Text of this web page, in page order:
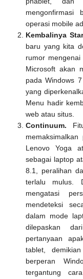
mengonfirmasi
operasi mobile
Kembalinya
baru yang kita
rumor
Microsoft akan
pada Windows
yang
Menu hadir
web atau situs.
Continuum.
Lenovo Yoga
sebagai laptop
8.1, peralihan
terlalu mulus.
mengatasi
mendeteksi
dalam mode
dilepaskan
pertanyaan
tablet,
berperan
tergantung